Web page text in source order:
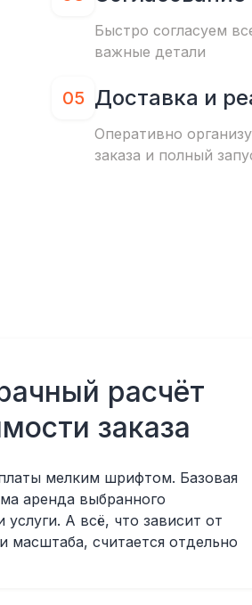
Быстро согласуем
важные детали
05 Доставка и
Оперативно
заказа и полный
расчёт
заказа
мелким шрифтом. Базовая
аренда выбранного
услуги. А всё, что зависит от
масштаба, считается отдельно